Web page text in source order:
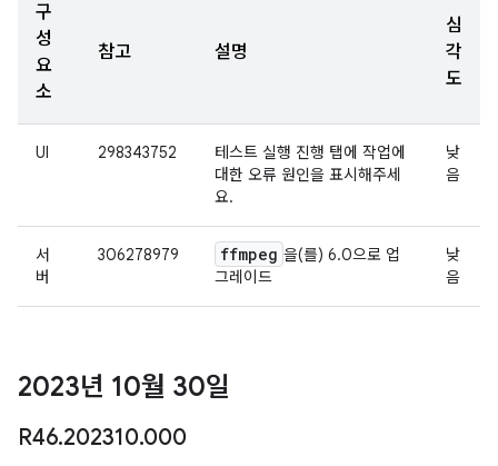
구
성
요
소
참고 설명
심
각
도
UI 298343752
테스트 실행 진행 탭에 작업에
대한 오류 원인을 표시해주세
요.
낮
음
서
버
306278979 ffmpeg 을(를) 6.0으로 업
그레이드
낮
음
2023년 10월 30일
R46.202310.000